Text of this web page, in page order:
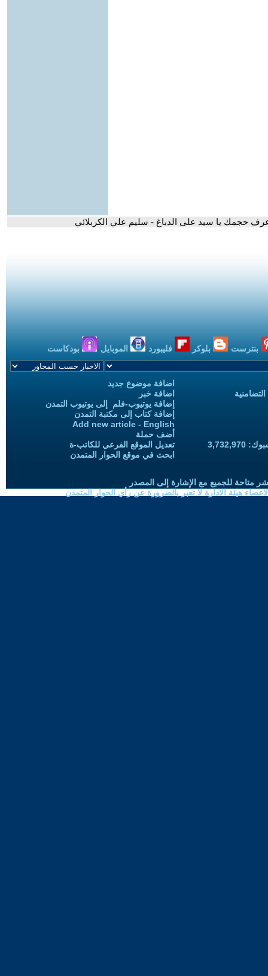
حجمك يا سيد على الدباغ - سليم علي الكربلائي
بنترست بلوكر فليبورد الموبايل بودكاست
اضافة موضوع جديد
اضافة خبر
إضافة يوتيوب-فلم إلى يوتيوب التمدن
إضافة كتاب إلى مكتبة التمدن
Add new article - English
أضف حملة
تعديل الموقع الفرعي للكاتب-ة
ابحث في موقع الحوار المتمدن
متاحة للجميع مع الإشارة إلى المصدر
هيئة الادارة لا تعبر بالضرورة عن رأي الحوار المتمدن